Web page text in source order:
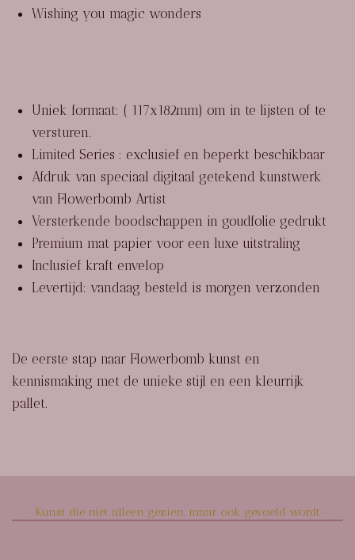
Wishing you magic wonders
Uniek formaat: ( 117x182mm) om in te lijsten of te
versturen.
Limited Series : exclusief en beperkt beschikbaar
Afdruk van speciaal digitaal getekend kunstwerk
van Flowerbomb Artist
Versterkende boodschappen in goudfolie gedrukt
Premium mat papier voor een luxe uitstraling
Inclusief kraft envelop
Levertijd: vandaag besteld is morgen verzonden
De eerste stap naar Flowerbomb kunst en
kennismaking met de unieke stijl en een kleurrijk
pallet.
-Kunst die niet alleen gezien, maar ook gevoeld wordt-